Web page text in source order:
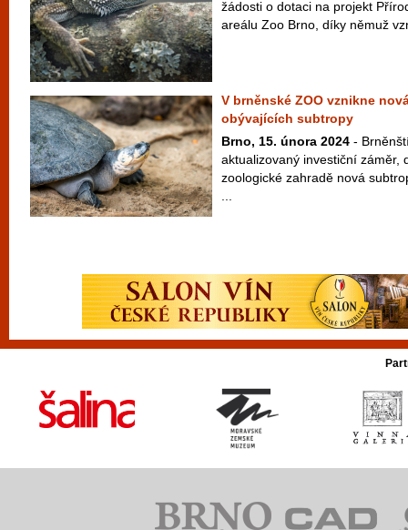
žádosti o dotaci na projekt
areálu Zoo Brno, díky němuž
V brněnské ZOO vznikne
obývajících subtropy
Brno, 15. února 2024 -
aktualizovaný investiční záměr,
zoologické zahradě nová